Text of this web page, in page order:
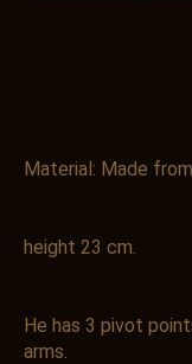
Material: Made
height 23 cm.
He has 3 pivot
arms.